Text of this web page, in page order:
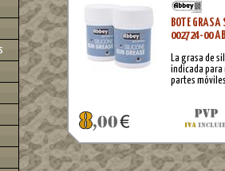
BOTE
002724-00
La grasa de
indicada
partes